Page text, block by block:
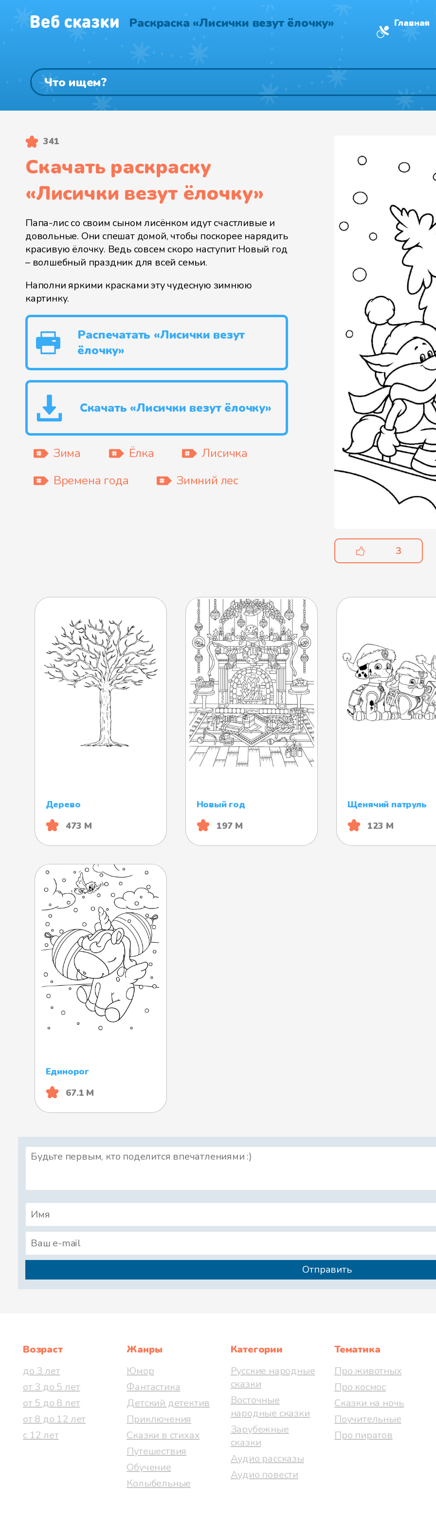
Раскраска «Лисички везут ёлочку» Главная
3
341
Скачать раскраску
«Лисички везут ёлочку»
Папа-лис со своим сыном лисёнком идут счастливые и
довольные. Они спешат домой, чтобы поскорее нарядить
красивую ёлочку. Ведь совсем скоро наступит Новый год
– волшебный праздник для всей семьи.
Наполни яркими красками эту чудесную зимнюю
картинку.
Распечатать «Лисички везут
ёлочку»
Скачать «Лисички везут ёлочку»
Зима Ёлка
Лисичка
Времена года
Зимний лес
Дерево
473 М
Новый год
197 М
Щенячий патруль
123 М
Единорог
67.1 М
Возраст
до 3 лет
от 3 до 5 лет
от 5 до 8 лет
от 8 до 12 лет
с 12 лет
Жанры
Юмор
Фантастика
Детский детектив
Приключения
Сказки в стихах
Путешествия
Обучение
Колыбельные
Категории
Русские народные
сказки
Восточные
народные сказки
Зарубежные
сказки
Аудио рассказы
Аудио повести
Тематика
Про животных
Про космос
Сказки на ночь
Поучительные
Про пиратов